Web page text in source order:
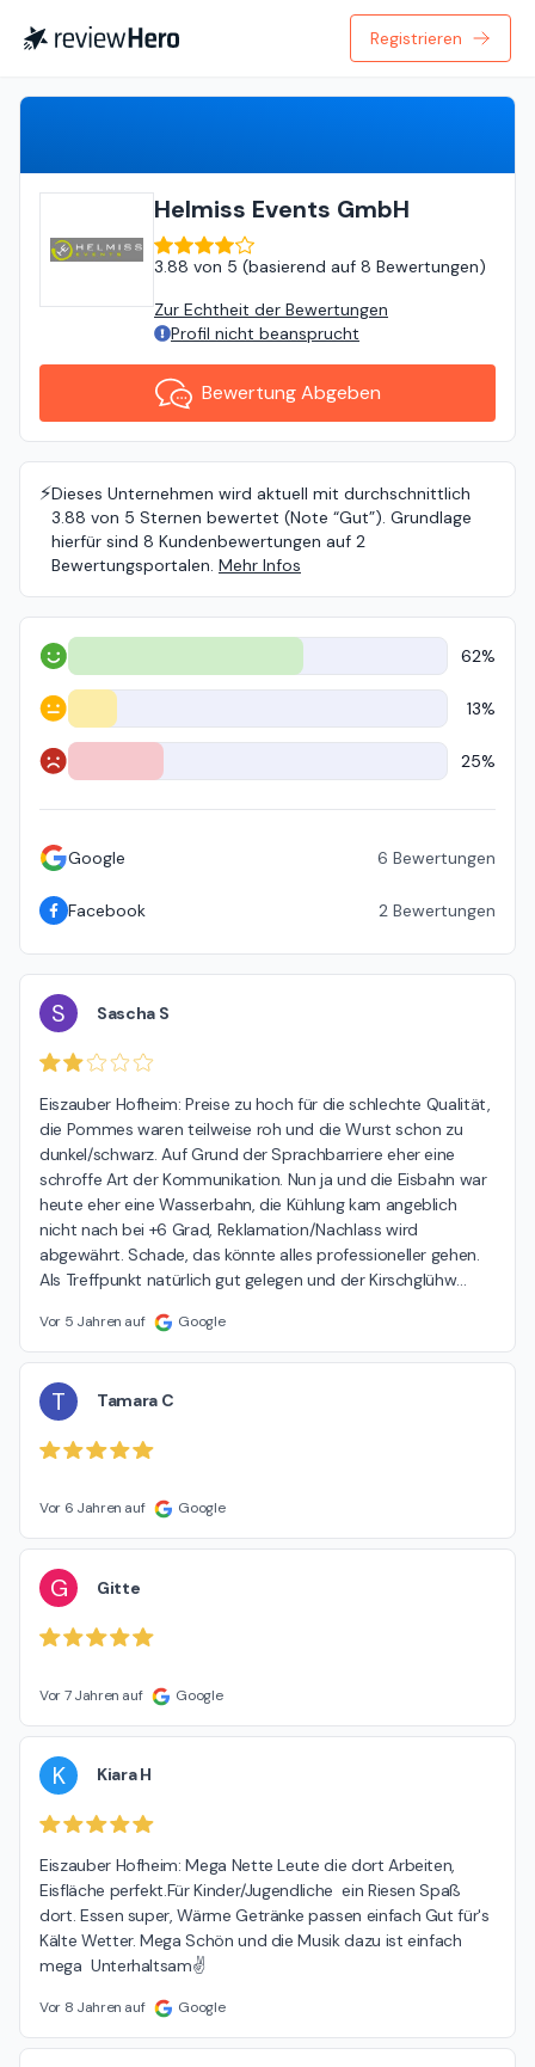
Registrieren
Helmiss Events GmbH
3.88 von 5 (basierend auf 8 Bewertungen)
Zur Echtheit der Bewertungen
Profil nicht beansprucht
Bewertung Abgeben
⚡️Dieses Unternehmen wird aktuell mit durchschnittlich
3.88 von 5 Sternen bewertet (Note “Gut”). Grundlage
hierfür sind 8 Kundenbewertungen auf 2
Bewertungsportalen. Mehr Infos
Positiv 62%
Neutral 13%
Negativ 25%
Google 6 Bewertungen
Facebook 2 Bewertungen
S Sascha S
Eiszauber Hofheim: Preise zu hoch für die schlechte Qualität,
die Pommes waren teilweise roh und die Wurst schon zu
dunkel/schwarz. Auf Grund der Sprachbarriere eher eine
schroffe Art der Kommunikation. Nun ja und die Eisbahn war
heute eher eine Wasserbahn, die Kühlung kam angeblich
nicht nach bei +6 Grad, Reklamation/Nachlass wird
abgewährt. Schade, das könnte alles professioneller gehen.
Als Treffpunkt natürlich gut gelegen und der Kirschglühw…
Vor 5 Jahren auf Google
T Tamara C
Vor 6 Jahren auf Google
G Gitte
Vor 7 Jahren auf Google
K Kiara H
Eiszauber Hofheim: Mega Nette Leute die dort Arbeiten,
Eisfläche perfekt.Für Kinder/Jugendliche  ein Riesen Spaß
dort. Essen super, Wärme Getränke passen einfach Gut für's
Kälte Wetter. Mega Schön und die Musik dazu ist einfach
mega  Unterhaltsam✌
Vor 8 Jahren auf Google